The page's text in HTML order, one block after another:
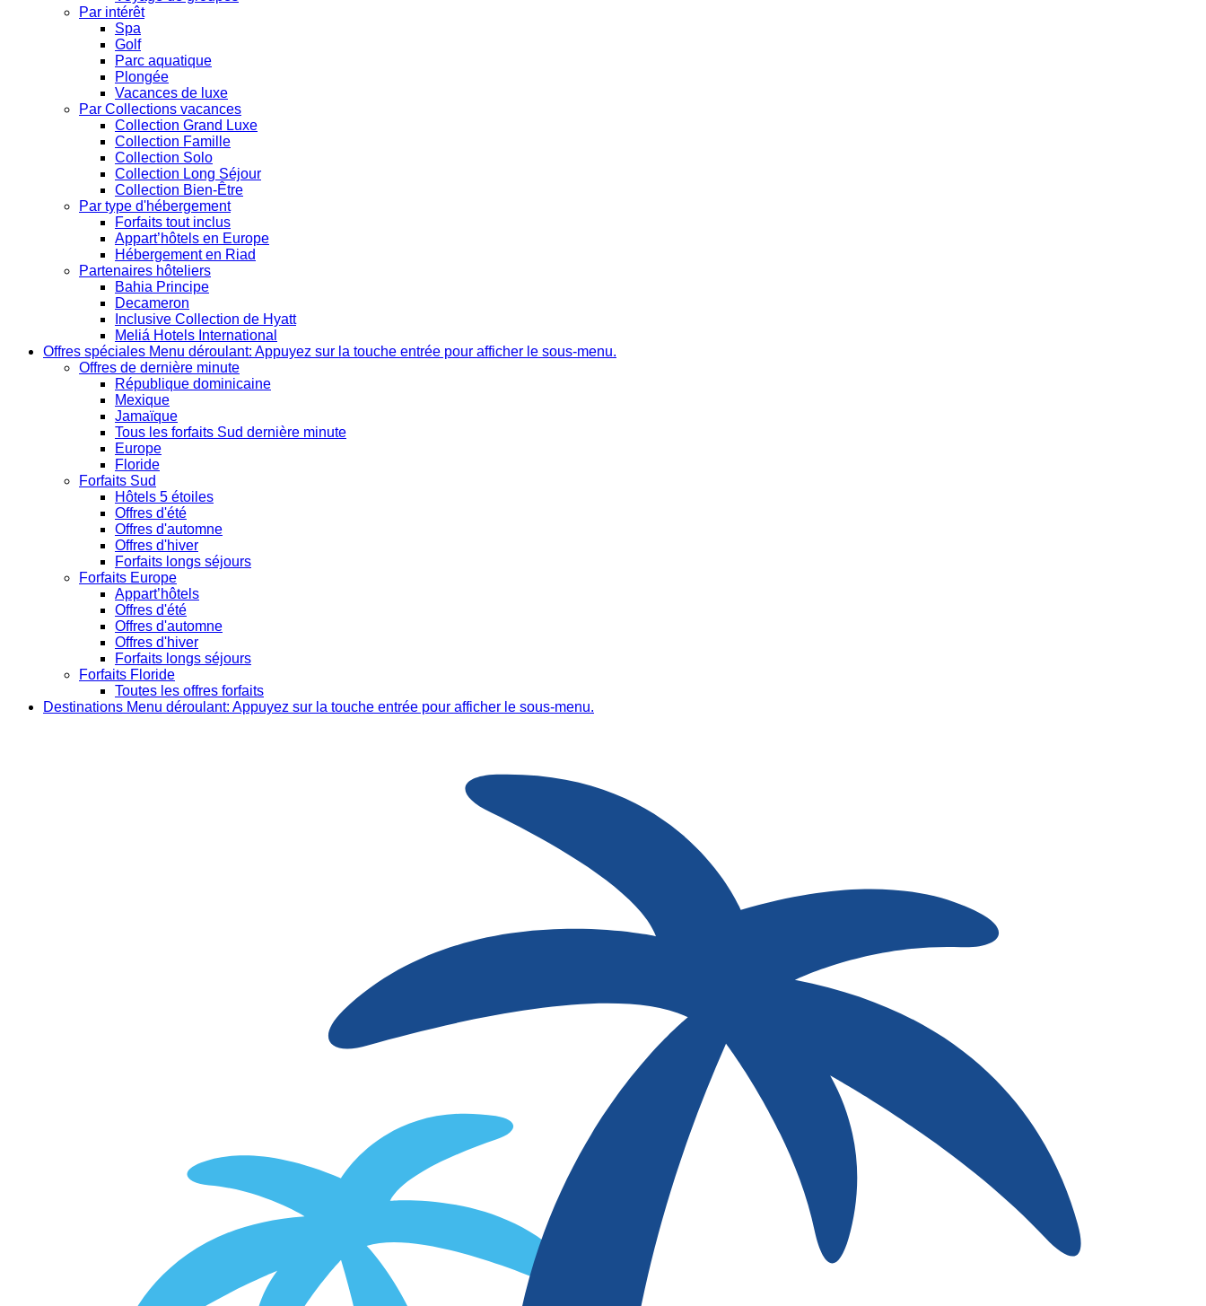
Par intérêt
Spa
Golf
Parc aquatique
Plongée
Vacances de luxe
Par Collections vacances
Collection Grand Luxe
Collection Famille
Collection Solo
Collection Long Séjour
Collection Bien-Être
Par type d'hébergement
Forfaits tout inclus
Appart’hôtels en Europe
Hébergement en Riad
Partenaires hôteliers
Bahia Principe
Decameron
Inclusive Collection de Hyatt
Meliá Hotels International
Offres spéciales Menu déroulant: Appuyez sur la touche entrée pour afficher le sous-menu.
Offres de dernière minute
République dominicaine
Mexique
Jamaïque
Tous les forfaits Sud dernière minute
Europe
Floride
Forfaits Sud
Hôtels 5 étoiles
Offres d'été
Offres d'automne
Offres d'hiver
Forfaits longs séjours
Forfaits Europe
Appart’hôtels
Offres d'été
Offres d'automne
Offres d'hiver
Forfaits longs séjours
Forfaits Floride
Toutes les offres forfaits
Destinations Menu déroulant: Appuyez sur la touche entrée pour afficher le sous-menu.